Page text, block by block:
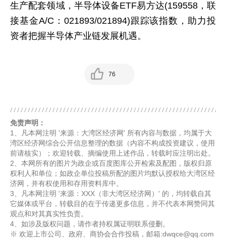
生产配套领域，半导体设备ETF易方达(159558，联
接基金A/C：021893/021894)跟踪该指数，助力投
资者把握半导体产业链发展机遇。
76
免责声明：
1、凡本网注明 '来源：大湾区经济网' 所有内容与数据，均属于大
湾区经济网综合公开信息整理的数据（内容不构成投资建议，使用
前请核实）；欢迎转载、摘编使用上述作品，转载时应注明出处。
2、本网所有的图片为政企或百度图库公开检索及配图，版权归原
权利人和单位；如政企单位投稿所配的图片均默认授权给大湾区经
济网，并有权使用和存用资料库中。
3、凡本网注明 '来源：XXX（非大湾区经济网）' 的，均转载自其
它媒体或平台，转载目的在于传递更多信息，并不代表本网赞同其
观点和对其真实性负责。
4、如涉及版权问题，请作者持权属证明联系侵删。
※ 欢迎上市公司、政府、商协会合作投稿，邮箱:dwqce@qq.com